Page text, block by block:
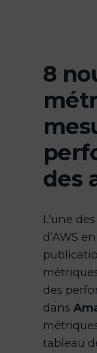
8
des
L’une
d’AWS
des
dans
tableau